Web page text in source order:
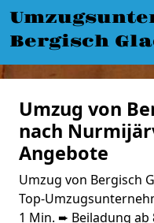
Bergisch
Umzug von
nach
Angebote
Umzug von Bergisch
Top-
1 Min. ➨ Beiladung ab